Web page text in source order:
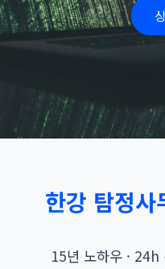
한강 탐정사
15년 노하우 · 24h